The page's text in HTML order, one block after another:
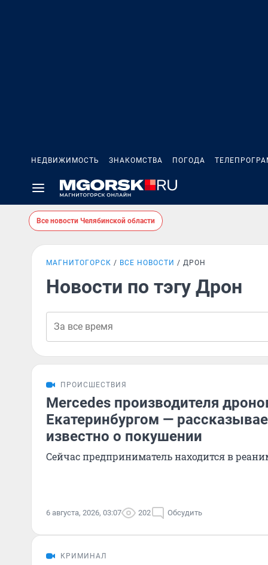
НЕДВИЖИМОСТЬ ЗНАКОМСТВА ПОГОДА
Все новости Челябинской области
МАГНИТОГОРСК ВСЕ НОВОСТИ ДРОН
Новости по тэгу Дрон
ПРОИСШЕСТВИЯ
Mercedes производителя
Екатеринбургом —
известно о покушении
Сейчас предприниматель находится в
6 августа, 2026, 03:07 202 Обсудить
КРИМИНАЛ